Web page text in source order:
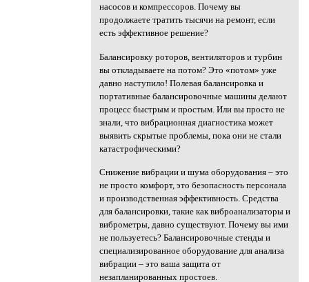
насосов и компрессоров. Почему вы
продолжаете тратить тысячи на ремонт, если
есть эффективное решение?
Балансировку роторов, вентиляторов и турбин
вы откладываете на потом? Это «потом» уже
давно наступило! Полевая балансировка и
портативные балансировочные машины делают
процесс быстрым и простым. Или вы просто не
знали, что вибрационная диагностика может
выявить скрытые проблемы, пока они не стали
катастрофическими?
Снижение вибрации и шума оборудования – это
не просто комфорт, это безопасность персонала
и производственная эффективность. Средства
для балансировки, такие как виброанализаторы и
виброметры, давно существуют. Почему вы ими
не пользуетесь? Балансировочные стенды и
специализированное оборудование для анализа
вибрации – это ваша защита от
незапланированных простоев.